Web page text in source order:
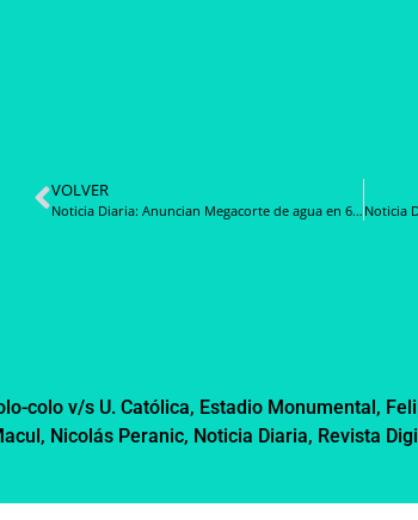
VOLVER
Noticia Diaria: Anuncian Megacorte de agua en 6 comunas de la Región Metropolitana que durará 37 horas
colo v/s U. Católica, Estadio Monumental,
, Nicolás Peranic, Noticia Diaria, Revista